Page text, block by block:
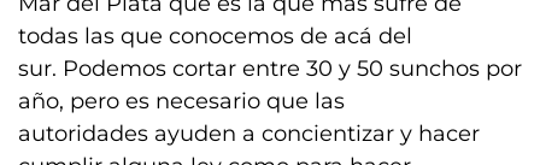
todas las que conocemos de acá del
sur. Podemos cortar entre 30 y 50 sunchos por
año, pero es necesario que las
autoridades ayuden a concientizar y hacer